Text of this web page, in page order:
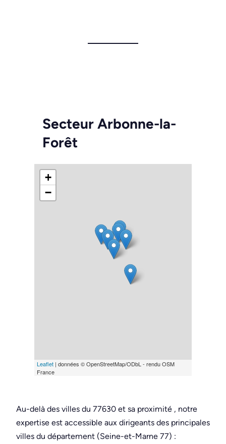
Secteur Arbonne-la-
Forêt
+
−
Leaflet | données © OpenStreetMap/ODbL - rendu OSM
France
Au-delà des villes du 77630 et sa proximité , notre
expertise est accessible aux dirigeants des principales
villes du département (Seine-et-Marne 77) :